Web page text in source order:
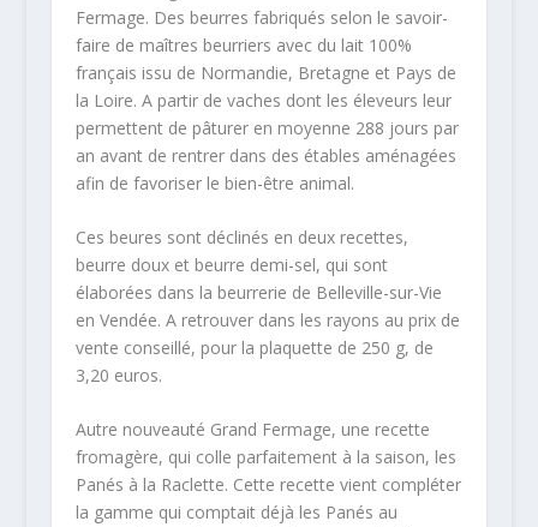
Fermage. Des beurres fabriqués selon le savoir-
faire de maîtres beurriers avec du lait 100%
français issu de Normandie, Bretagne et Pays de
la Loire. A partir de vaches dont les éleveurs leur
permettent de pâturer en moyenne 288 jours par
an avant de rentrer dans des étables aménagées
afin de favoriser le bien-être animal.
Ces beures sont déclinés en deux recettes,
beurre doux et beurre demi-sel, qui sont
élaborées dans la beurrerie de Belleville-sur-Vie
en Vendée. A retrouver dans les rayons au prix de
vente conseillé, pour la plaquette de 250 g, de
3,20 euros.
Autre nouveauté Grand Fermage, une recette
fromagère, qui colle parfaitement à la saison, les
Panés à la Raclette. Cette recette vient compléter
la gamme qui comptait déjà les Panés au